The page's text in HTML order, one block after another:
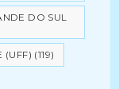
DO SUL
(UFF) (119)